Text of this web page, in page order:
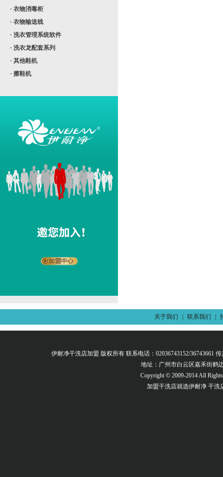
· 衣物消毒柜
· 衣物输送线
· 洗衣管理系统软件
· 洗衣龙配套系列
· 其他鞋机
· 擦鞋机
关于我们 联系我们
伊耐净干洗店加盟 版权所有 联系电话：02036743152/36743661 传
地址：广州市白云区嘉禾街鹤
Copyright © 2009-2014 All
加盟干洗店就选伊耐净 干洗